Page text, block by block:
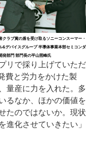
クラブ賞の盾を受け取るソニーコンスーマー
&デバイスグループ 半導体事業本部セミコン
発部門 部門長の平山照峰氏
リで採り上げていただ
費と労力をかけた製
量産に力を入れた。多
るなか、ほかの価値を
たのではないか。現状
進化させていきたい」